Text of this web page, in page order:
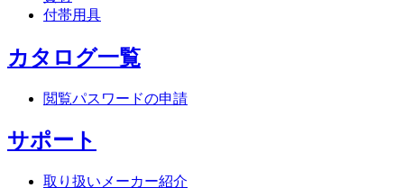
付帯用具
カタログ一覧
閲覧パスワードの申請
サポート
取り扱いメーカー紹介